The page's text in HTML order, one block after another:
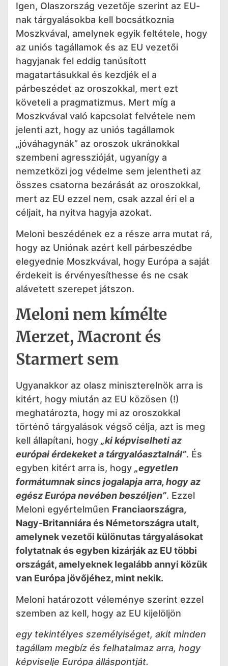
Igen, Olaszország vezetője szerint az EU-
nak tárgyalásokba kell bocsátkoznia
Moszkvával, amelynek egyik feltétele, hogy
az uniós tagállamok és az EU vezetői
hagyjanak fel eddig tanúsított
magatartásukkal és kezdjék el a
párbeszédet az oroszokkal, mert ezt
követeli a pragmatizmus. Mert míg a
Moszkvával való kapcsolat felvétele nem
jelenti azt, hogy az uniós tagállamok
„jóváhagynák” az oroszok ukránokkal
szembeni agresszióját, ugyanígy a
nemzetközi jog védelme sem jelentheti az
összes csatorna bezárását az oroszokkal,
mert az EU ezzel nem, csak azzal éri el a
céljait, ha nyitva hagyja azokat.
Meloni beszédének ez a része arra mutat rá,
hogy az Uniónak azért kell párbeszédbe
elegyednie Moszkvával, hogy Európa a saját
érdekeit is érvényesíthesse és ne csak
alávetett szerepet játszon.
Meloni nem kímélte
Merzet, Macront és
Starmert sem
Ugyanakkor az olasz miniszterelnök arra is
kitért, hogy miután az EU közösen (!)
meghatározta, hogy mi az oroszokkal
történő tárgyalások végső célja, azt is meg
kell állapítani, hogy „ki képviselheti az
európai érdekeket a tárgyalóasztalnál”. És
egyben kitért arra is, hogy „egyetlen
formátumnak sincs jogalapja arra, hogy az
egész Európa nevében beszéljen”. Ezzel
Meloni egyértelműen Franciaországra,
Nagy-Britanniára és Németországra utalt,
amelynek vezetői különutas tárgyalásokat
folytatnak és egyben kizárják az EU többi
országát, amelyeknek legalább annyi közük
van Európa jövőjéhez, mint nekik.
Meloni határozott véleménye szerint ezzel
szemben az kell, hogy az EU kijelöljön
egy tekintélyes személyiséget, akit minden
tagállam megbíz és felhatalmaz arra, hogy
képviselje Európa álláspontját.